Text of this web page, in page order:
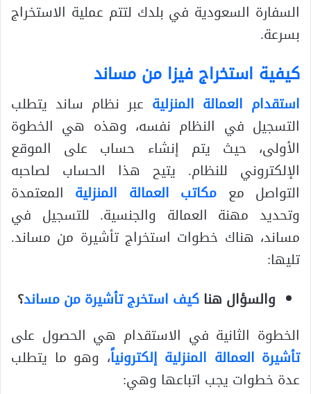
السفارة السعودية في بلدك لتتم عملية الاستخراج
بسرعة.
كيفية استخراج فيزا من مساند
استقدام العمالة المنزلية عبر نظام ساند يتطلب
التسجيل في النظام نفسه، وهذه هي الخطوة
الأولى، حيث يتم إنشاء حساب على الموقع
الإلكتروني للنظام. يتيح هذا الحساب لصاحبه
التواصل مع مكاتب العمالة المنزلية المعتمدة
وتحديد مهنة العمالة والجنسية. للتسجيل في
مساند، هناك خطوات استخراج تأشيرة من مساند.
تليها:
والسؤال هنا كيف استخرج تأشيرة من مساند؟
الخطوة الثانية في الاستقدام هي الحصول على
تأشيرة العمالة المنزلية إلكترونياً، وهو ما يتطلب
عدة خطوات يجب اتباعها وهي: